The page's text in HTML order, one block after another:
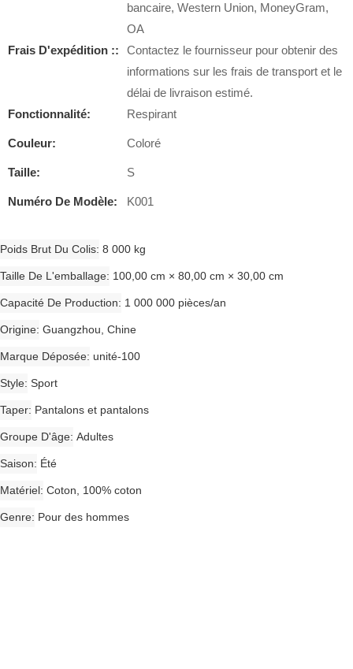
bancaire, Western Union, MoneyGram,
OA
Frais D'expédition ::
Contactez le fournisseur pour obtenir des
informations sur les frais de transport et le
délai de livraison estimé.
Fonctionnalité:
Respirant
Couleur: Coloré
Taille: S
Numéro De Modèle: K001
Poids Brut Du Colis 8 000 kg
Taille De L'emballage 100,00 cm × 80,00 cm × 30,00 cm
Capacité De Production 1 000 000 pièces/an
Origine Guangzhou, Chine
Marque Déposée unité-100
Style Sport
Taper Pantalons et pantalons
Groupe D'âge Adultes
Saison Été
Matériel Coton, 100% coton
Genre Pour des hommes